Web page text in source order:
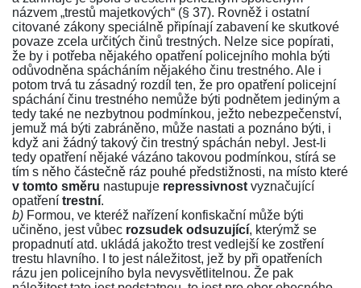
názvem „trestů majetkových“ (§ 37). Rovněž i ostatní
citované zákony speciálně připínají zabavení ke skutkové
povaze zcela určitých činů trestných. Nelze sice popírati,
že by i potřeba nějakého opatření policejního mohla býti
odůvodněna spácháním nějakého činu trestného. Ale i
potom trvá tu zásadný rozdíl ten, že pro opatření policejní
spáchání činu trestného nemůže býti podnětem jediným a
tedy také ne nezbytnou podmínkou, ježto nebezpečenství,
jemuž má býti zabráněno, může nastati a poznáno býti, i
když ani žádný takový čin trestný spáchán nebyl. Jest-li
tedy opatření nějaké vázáno takovou podmínkou, stírá se
tím s něho částečně ráz pouhé předstižnosti, na místo které
v tomto směru nastupuje repressivnost vyznačující
opatření trestní.
b) Formou, ve kteréž nařízení konfiskační může býti
učiněno, jest vůbec rozsudek odsuzující, kterýmž se
propadnutí atd. ukládá jakožto trest vedlejší ke zostření
trestu hlavního. I to jest náležitost, jež by při opatřeních
rázu jen policejního byla nevysvětlitelnou. Že pak